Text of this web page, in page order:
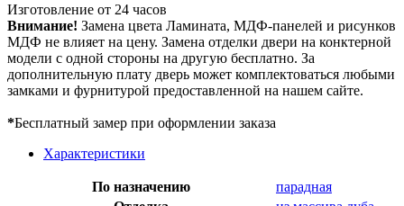
Изготовление от 24 часов
Внимание! Замена цвета Ламината, МДФ-панелей и рисунков
МДФ не влияет на цену. Замена отделки двери на конктерной
модели с одной стороны на другую бесплатно. За
дополнительную плату дверь может комплектоваться любыми
замками и фурнитурой предоставленной на нашем сайте.
*Бесплатный замер при оформлении заказа
Характеристики
По назначению
парадная